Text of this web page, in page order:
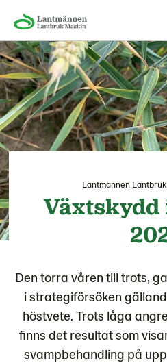
Lantmännen
Växtskydd
Den torra våren till trots,
i strategiförsöken
höstvete. Trots låga
finns det resultat som
svampbehandling på